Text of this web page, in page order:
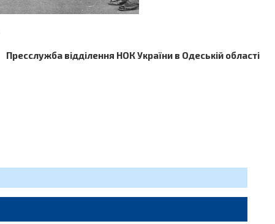
Пресслужба відділення НОК України в Одеській області